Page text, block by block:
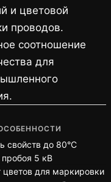
и цветовой
проводов.
соотношение
для
свойств до 80°C
5 кВ
цветов для маркировки